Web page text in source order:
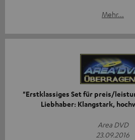
Mehr...
"Erstklassiges Set für preis/
Liebhaber: Klangstark,
Area DVD
23.09.2016